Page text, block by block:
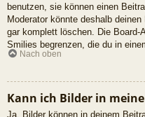
benutzen, sie können einen
Moderator könnte deshalb
gar komplett löschen. Die Board-
Smilies begrenzen, die du in
Nach oben
Kann ich Bilder in
Ja, Bilder können in deinem